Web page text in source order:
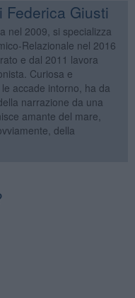
Giusti
nel 2009, si specializza
Relazionale nel 2016
e dal 2011 lavora
Curiosa e
accade intorno, ha da
narrazione da una
amante del mare,
della